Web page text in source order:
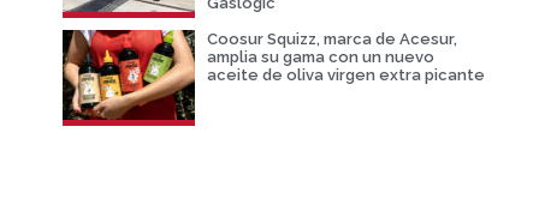
Coosur Squizz, marca de Acesur,
amplia su gama con un nuevo
aceite de oliva virgen extra picante